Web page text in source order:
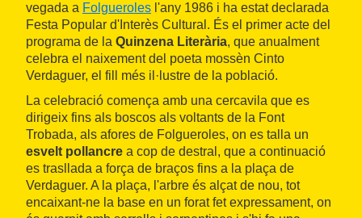
vegada a Folgueroles l'any 1986 i ha estat declarada
Festa Popular d'Interès Cultural. És el primer acte del
programa de la Quinzena Literària, que anualment
celebra el naixement del poeta mossèn Cinto
Verdaguer, el fill més il·lustre de la població.
La celebració comença amb una cercavila que es
dirigeix fins als boscos als voltants de la Font
Trobada, als afores de Folgueroles, on es talla un
esvelt pollancre a cop de destral, que a continuació
es trasllada a força de braços fins a la plaça de
Verdaguer. A la plaça, l'arbre és alçat de nou, tot
encaixant-ne la base en un forat fet expressament, on